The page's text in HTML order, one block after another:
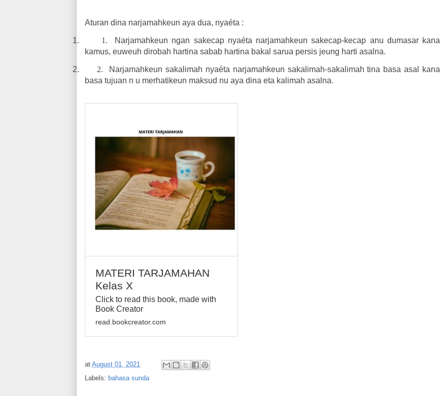
Aturan dina narjamahkeun aya dua, nyaéta :
1. 1.
Narjamahkeun ngan sakecap nyaéta narjamahkeun sakecap-kecap anu dumasar kana
kamus, euweuh dirobah hartina sabab hartina bakal sarua persis jeung harti asalna.
2. 2.
Narjamahkeun sakalimah nyaéta narjamahkeun sakalimah-sakalimah tina basa asal kana
basa tujuan n u merhatikeun maksud nu aya dina eta kalimah asalna.
MATERI TARJAMAHAN
Kelas X
Click to read this book, made with
Book Creator
read.bookcreator.com
at August 01, 2021
Labels: bahasa sunda